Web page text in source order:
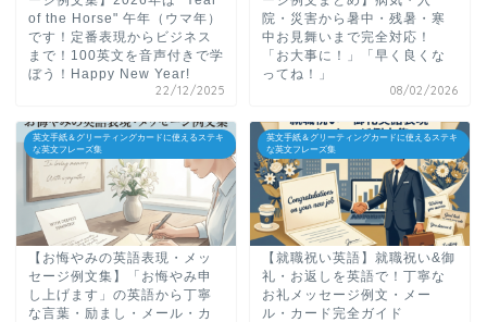
of the Horse" 午年（ウマ年）
です！定番表現からビジネス
まで！100英文を音声付きで学
ぼう！Happy New Year!
22/12/2025
院・災害から暑中・残暑・寒
中お見舞いまで完全対応！
「お大事に！」「早く良くな
ってね！」
08/02/2026
英文手紙＆グリーティングカードに使えるステキ
な英文フレーズ集
【お悔やみの英語表現・メッ
セージ例文集】「お悔やみ申
し上げます」の英語から丁寧
な言葉・励まし・メール・カ
英文手紙＆グリーティングカードに使えるステキ
な英文フレーズ集
【就職祝い英語】就職祝い&御
礼・お返しを英語で！丁寧な
お礼メッセージ例文・メー
ル・カード完全ガイド